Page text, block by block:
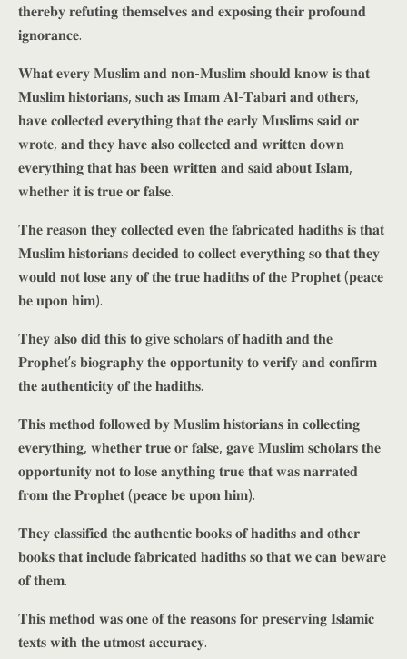
𝐭𝐡𝐞𝐫𝐞𝐛𝐲 𝐫𝐞𝐟𝐮𝐭𝐢𝐧𝐠 𝐭𝐡𝐞𝐦𝐬𝐞𝐥𝐯𝐞𝐬 𝐚𝐧𝐝 𝐞𝐱𝐩𝐨𝐬𝐢𝐧𝐠 𝐭𝐡𝐞𝐢𝐫 𝐩𝐫𝐨𝐟𝐨𝐮𝐧𝐝
𝐢𝐠𝐧𝐨𝐫𝐚𝐧𝐜𝐞.
𝐖𝐡𝐚𝐭 𝐞𝐯𝐞𝐫𝐲 𝐌𝐮𝐬𝐥𝐢𝐦 𝐚𝐧𝐝 𝐧𝐨𝐧-𝐌𝐮𝐬𝐥𝐢𝐦 𝐬𝐡𝐨𝐮𝐥𝐝 𝐤𝐧𝐨𝐰 𝐢𝐬 𝐭𝐡𝐚𝐭
𝐌𝐮𝐬𝐥𝐢𝐦 𝐡𝐢𝐬𝐭𝐨𝐫𝐢𝐚𝐧𝐬, 𝐬𝐮𝐜𝐡 𝐚𝐬 𝐈𝐦𝐚𝐦 𝐀𝐥-𝐓𝐚𝐛𝐚𝐫𝐢 𝐚𝐧𝐝 𝐨𝐭𝐡𝐞𝐫𝐬,
𝐡𝐚𝐯𝐞 𝐜𝐨𝐥𝐥𝐞𝐜𝐭𝐞𝐝 𝐞𝐯𝐞𝐫𝐲𝐭𝐡𝐢𝐧𝐠 𝐭𝐡𝐚𝐭 𝐭𝐡𝐞 𝐞𝐚𝐫𝐥𝐲 𝐌𝐮𝐬𝐥𝐢𝐦𝐬 𝐬𝐚𝐢𝐝 𝐨𝐫
𝐰𝐫𝐨𝐭𝐞, 𝐚𝐧𝐝 𝐭𝐡𝐞𝐲 𝐡𝐚𝐯𝐞 𝐚𝐥𝐬𝐨 𝐜𝐨𝐥𝐥𝐞𝐜𝐭𝐞𝐝 𝐚𝐧𝐝 𝐰𝐫𝐢𝐭𝐭𝐞𝐧 𝐝𝐨𝐰𝐧
𝐞𝐯𝐞𝐫𝐲𝐭𝐡𝐢𝐧𝐠 𝐭𝐡𝐚𝐭 𝐡𝐚𝐬 𝐛𝐞𝐞𝐧 𝐰𝐫𝐢𝐭𝐭𝐞𝐧 𝐚𝐧𝐝 𝐬𝐚𝐢𝐝 𝐚𝐛𝐨𝐮𝐭 𝐈𝐬𝐥𝐚𝐦,
𝐰𝐡𝐞𝐭𝐡𝐞𝐫 𝐢𝐭 𝐢𝐬 𝐭𝐫𝐮𝐞 𝐨𝐫 𝐟𝐚𝐥𝐬𝐞.
𝐓𝐡𝐞 𝐫𝐞𝐚𝐬𝐨𝐧 𝐭𝐡𝐞𝐲 𝐜𝐨𝐥𝐥𝐞𝐜𝐭𝐞𝐝 𝐞𝐯𝐞𝐧 𝐭𝐡𝐞 𝐟𝐚𝐛𝐫𝐢𝐜𝐚𝐭𝐞𝐝 𝐡𝐚𝐝𝐢𝐭𝐡𝐬 𝐢𝐬 𝐭𝐡𝐚𝐭
𝐌𝐮𝐬𝐥𝐢𝐦 𝐡𝐢𝐬𝐭𝐨𝐫𝐢𝐚𝐧𝐬 𝐝𝐞𝐜𝐢𝐝𝐞𝐝 𝐭𝐨 𝐜𝐨𝐥𝐥𝐞𝐜𝐭 𝐞𝐯𝐞𝐫𝐲𝐭𝐡𝐢𝐧𝐠 𝐬𝐨 𝐭𝐡𝐚𝐭 𝐭𝐡𝐞𝐲
𝐰𝐨𝐮𝐥𝐝 𝐧𝐨𝐭 𝐥𝐨𝐬𝐞 𝐚𝐧𝐲 𝐨𝐟 𝐭𝐡𝐞 𝐭𝐫𝐮𝐞 𝐡𝐚𝐝𝐢𝐭𝐡𝐬 𝐨𝐟 𝐭𝐡𝐞 𝐏𝐫𝐨𝐩𝐡𝐞𝐭 (𝐩𝐞𝐚𝐜𝐞
𝐛𝐞 𝐮𝐩𝐨𝐧 𝐡𝐢𝐦).
𝐓𝐡𝐞𝐲 𝐚𝐥𝐬𝐨 𝐝𝐢𝐝 𝐭𝐡𝐢𝐬 𝐭𝐨 𝐠𝐢𝐯𝐞 𝐬𝐜𝐡𝐨𝐥𝐚𝐫𝐬 𝐨𝐟 𝐡𝐚𝐝𝐢𝐭𝐡 𝐚𝐧𝐝 𝐭𝐡𝐞
𝐏𝐫𝐨𝐩𝐡𝐞𝐭’𝐬 𝐛𝐢𝐨𝐠𝐫𝐚𝐩𝐡𝐲 𝐭𝐡𝐞 𝐨𝐩𝐩𝐨𝐫𝐭𝐮𝐧𝐢𝐭𝐲 𝐭𝐨 𝐯𝐞𝐫𝐢𝐟𝐲 𝐚𝐧𝐝 𝐜𝐨𝐧𝐟𝐢𝐫𝐦
𝐭𝐡𝐞 𝐚𝐮𝐭𝐡𝐞𝐧𝐭𝐢𝐜𝐢𝐭𝐲 𝐨𝐟 𝐭𝐡𝐞 𝐡𝐚𝐝𝐢𝐭𝐡𝐬.
𝐓𝐡𝐢𝐬 𝐦𝐞𝐭𝐡𝐨𝐝 𝐟𝐨𝐥𝐥𝐨𝐰𝐞𝐝 𝐛𝐲 𝐌𝐮𝐬𝐥𝐢𝐦 𝐡𝐢𝐬𝐭𝐨𝐫𝐢𝐚𝐧𝐬 𝐢𝐧 𝐜𝐨𝐥𝐥𝐞𝐜𝐭𝐢𝐧𝐠
𝐞𝐯𝐞𝐫𝐲𝐭𝐡𝐢𝐧𝐠, 𝐰𝐡𝐞𝐭𝐡𝐞𝐫 𝐭𝐫𝐮𝐞 𝐨𝐫 𝐟𝐚𝐥𝐬𝐞, 𝐠𝐚𝐯𝐞 𝐌𝐮𝐬𝐥𝐢𝐦 𝐬𝐜𝐡𝐨𝐥𝐚𝐫𝐬 𝐭𝐡𝐞
𝐨𝐩𝐩𝐨𝐫𝐭𝐮𝐧𝐢𝐭𝐲 𝐧𝐨𝐭 𝐭𝐨 𝐥𝐨𝐬𝐞 𝐚𝐧𝐲𝐭𝐡𝐢𝐧𝐠 𝐭𝐫𝐮𝐞 𝐭𝐡𝐚𝐭 𝐰𝐚𝐬 𝐧𝐚𝐫𝐫𝐚𝐭𝐞𝐝
𝐟𝐫𝐨𝐦 𝐭𝐡𝐞 𝐏𝐫𝐨𝐩𝐡𝐞𝐭 (𝐩𝐞𝐚𝐜𝐞 𝐛𝐞 𝐮𝐩𝐨𝐧 𝐡𝐢𝐦).
𝐓𝐡𝐞𝐲 𝐜𝐥𝐚𝐬𝐬𝐢𝐟𝐢𝐞𝐝 𝐭𝐡𝐞 𝐚𝐮𝐭𝐡𝐞𝐧𝐭𝐢𝐜 𝐛𝐨𝐨𝐤𝐬 𝐨𝐟 𝐡𝐚𝐝𝐢𝐭𝐡𝐬 𝐚𝐧𝐝 𝐨𝐭𝐡𝐞𝐫
𝐛𝐨𝐨𝐤𝐬 𝐭𝐡𝐚𝐭 𝐢𝐧𝐜𝐥𝐮𝐝𝐞 𝐟𝐚𝐛𝐫𝐢𝐜𝐚𝐭𝐞𝐝 𝐡𝐚𝐝𝐢𝐭𝐡𝐬 𝐬𝐨 𝐭𝐡𝐚𝐭 𝐰𝐞 𝐜𝐚𝐧 𝐛𝐞𝐰𝐚𝐫𝐞
𝐨𝐟 𝐭𝐡𝐞𝐦.
𝐓𝐡𝐢𝐬 𝐦𝐞𝐭𝐡𝐨𝐝 𝐰𝐚𝐬 𝐨𝐧𝐞 𝐨𝐟 𝐭𝐡𝐞 𝐫𝐞𝐚𝐬𝐨𝐧𝐬 𝐟𝐨𝐫 𝐩𝐫𝐞𝐬𝐞𝐫𝐯𝐢𝐧𝐠 𝐈𝐬𝐥𝐚𝐦𝐢𝐜
𝐭𝐞𝐱𝐭𝐬 𝐰𝐢𝐭𝐡 𝐭𝐡𝐞 𝐮𝐭𝐦𝐨𝐬𝐭 𝐚𝐜𝐜𝐮𝐫𝐚𝐜𝐲.